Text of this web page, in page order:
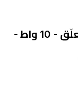
كاستويف مبيد حشرات كهربائي معلّق - 10 واط -